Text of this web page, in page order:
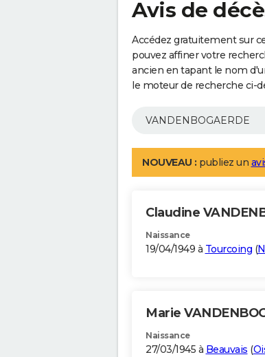
Avis de
Accédez gratuitement sur
pouvez affiner votre
ancien en tapant le nom
le moteur de recherche ci-
NOUVEAU : publiez un
Claudine
Naissance
19/04/1949 à Tourcoing (
Marie
Naissance
27/03/1945 à Beauvais (